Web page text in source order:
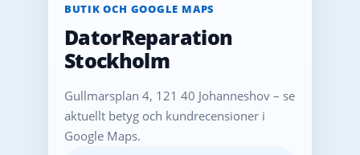
BUTIK OCH GOOGLE MAPS
DatorReparation
Stockholm
Gullmarsplan 4, 121 40 Johanneshov – se
aktuellt betyg och kundrecensioner i
Google Maps.